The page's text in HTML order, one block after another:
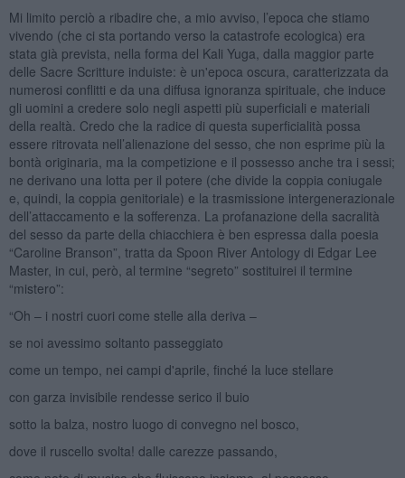
Mi limito perciò a ribadire che, a mio avviso, l’epoca che stiamo
vivendo (che ci sta portando verso la catastrofe ecologica) era
stata già prevista, nella forma del Kali Yuga, dalla maggior parte
delle Sacre Scritture induiste: è un'epoca oscura, caratterizzata da
numerosi conflitti e da una diffusa ignoranza spirituale, che induce
gli uomini a credere solo negli aspetti più superficiali e materiali
della realtà. Credo che la radice di questa superficialità possa
essere ritrovata nell’alienazione del sesso, che non esprime più la
bontà originaria, ma la competizione e il possesso anche tra i sessi;
ne derivano una lotta per il potere (che divide la coppia coniugale
e, quindi, la coppia genitoriale) e la trasmissione intergenerazionale
dell’attaccamento e la sofferenza. La profanazione della sacralità
del sesso da parte della chiacchiera è ben espressa dalla poesia
“Caroline Branson”, tratta da Spoon River Antology di Edgar Lee
Master, in cui, però, al termine “segreto” sostituirei il termine
“mistero”:
“Oh – i nostri cuori come stelle alla deriva –
se noi avessimo soltanto passeggiato
come un tempo, nei campi d'aprile, finché la luce stellare
con garza invisibile rendesse serico il buio
sotto la balza, nostro luogo di convegno nel bosco,
dove il ruscello svolta! dalle carezze passando,